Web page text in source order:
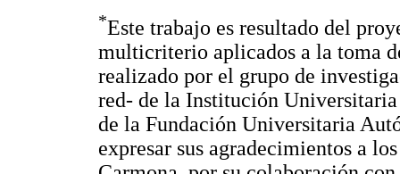
*Este trabajo es resultado del
multicriterio aplicados a la toma
realizado por el grupo de
red- de la Institución
de la Fundación Universitaria
expresar sus agradecimientos a